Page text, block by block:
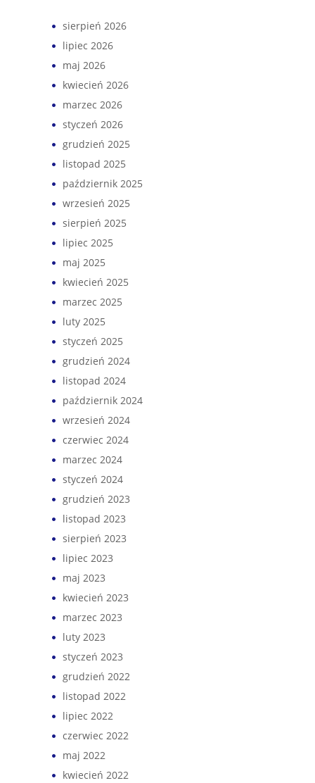
sierpień 2026
lipiec 2026
maj 2026
kwiecień 2026
marzec 2026
styczeń 2026
grudzień 2025
listopad 2025
październik 2025
wrzesień 2025
sierpień 2025
lipiec 2025
maj 2025
kwiecień 2025
marzec 2025
luty 2025
styczeń 2025
grudzień 2024
listopad 2024
październik 2024
wrzesień 2024
czerwiec 2024
marzec 2024
styczeń 2024
grudzień 2023
listopad 2023
sierpień 2023
lipiec 2023
maj 2023
kwiecień 2023
marzec 2023
luty 2023
styczeń 2023
grudzień 2022
listopad 2022
lipiec 2022
czerwiec 2022
maj 2022
kwiecień 2022